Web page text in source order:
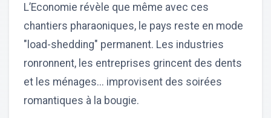
L’Economie révèle que même avec ces
chantiers pharaoniques, le pays reste en mode
"load-shedding" permanent. Les industries
ronronnent, les entreprises grincent des dents
et les ménages... improvisent des soirées
romantiques à la bougie.